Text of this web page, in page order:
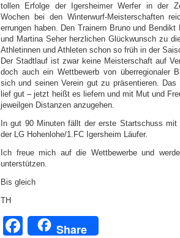
tollen Erfolge der Igersheimer Werfer in der
Wochen bei den Winterwurf-Meisterschaften
errungen haben. Den Trainern Bruno und Bendikt
und Martina Seher herzlichen Glückwunsch zu
Athletinnen und Athleten schon so früh in der
Der Stadtlauf ist zwar keine Meisterschaft auf
doch auch ein Wettbewerb von überregionaler
sich und seinen Verein gut zu präsentieren.
lief gut – jetzt heißt es liefern und mit Mut und
jeweilgen Distanzen anzugehen.
In gut 90 Minuten fällt der erste Startschuss mit
der LG Hohenlohe/1.FC Igersheim Läufer.
Ich freue mich auf die Wettbewerbe und
unterstützen.
Bis gleich
TH
Facebook
Share